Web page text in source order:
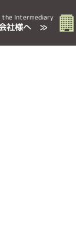
the Intermediary
社様へ ≫